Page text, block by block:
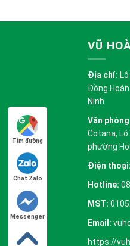
VŨ
Địa chỉ:
Đồng
Ninh
Văn
Cotana,
phường
Điện thoại:
Hotline:
MST:
Email:
https://
Tìm đường
Chat Zalo
Messenger